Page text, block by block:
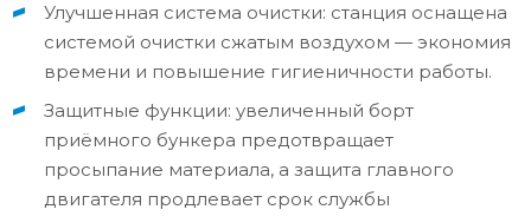
Улучшенная система очистки: станция оснащена
системой очистки сжатым воздухом — экономия
времени и повышение гигиеничности работы.
Защитные функции: увеличенный борт
приёмного бункера предотвращает
просыпание материала, а защита главного
двигателя продлевает срок службы